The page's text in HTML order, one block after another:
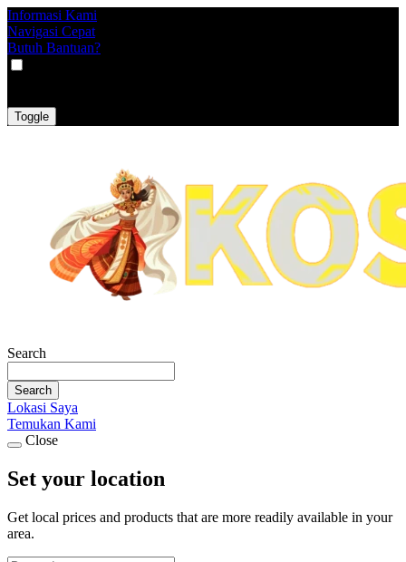
Informasi Kami
Navigasi Cepat
Butuh Bantuan?
Toggle
Search
Search
Lokasi Saya
Temukan Kami
Close
Set your location
Get local prices and products that are more readily available in your
area.